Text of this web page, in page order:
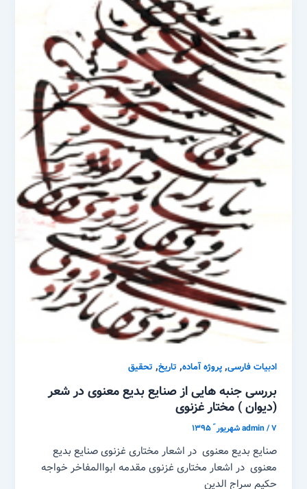
ادبیات فارسی,پروژه آماده, تاریخ, تحقیق
بررسی جنبه هایی از صنایع بدیع معنوی در شعر
(دیوان ) مختار غزنوی
admin/۷ شهریور ّ ۱۳۹۵
صنایع بدیع معنوی در اشعار مختاری غزنوی صنایع بدیع
معنوی در اشعار مختاری غزنوی مقدمه ابواالمفاخر خواجه
حکیم سراج الدین